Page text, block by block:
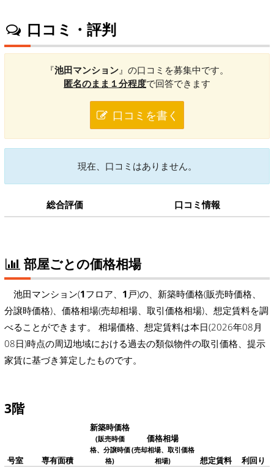
口コミ・評判
『池田マンション 』の口コミを募集中です。
匿名のまま１分程度で回答できます
口コミを書く
現在、口コミはありません。
総合評価 口コミ情報
部屋ごとの価格相場
池田マンション(1フロア、 1 戸)の、新築時価格(販売時価格、
分譲時価格)、価格相場(売却相場、取引価格相場)、想定賃料を調
べることができます。 相場価格、想定賃料は本日(2026年08月
08日)時点の周辺地域における過去の類似物件の取引価格、提示
家賃に基づき算定したものです。
3階
号室 専有面積
新築時価格
(販売時価
格、分譲時価
格)
価格相場
(売却相場、取引価格
相場)
想定賃料 利回り